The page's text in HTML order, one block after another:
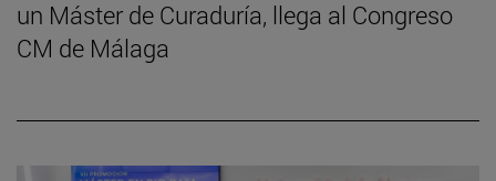
un Máster de Curaduría, llega al Congreso
CM de Málaga